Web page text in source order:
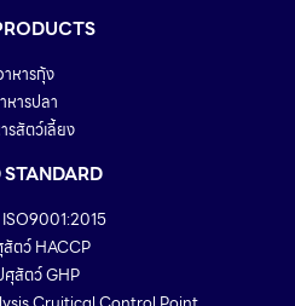
หารกุ้ง
หารปลา
รสัตว์เลี้ยง
ตว์ HACCP
ศุสัตว์ GHP